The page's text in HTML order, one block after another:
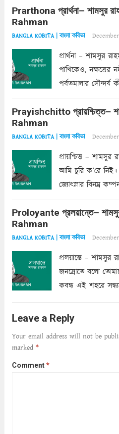
একান্ত জরুরি- নইলে
Prarthona প্রার্থনা– শামসুর
Rahman
BANGLA KOBITA | বাংলা কবিতা
প্রার্থনা – শামসুর
পাখিকেও, নক্ষত্রের
পর্বতমালার সৌন্দর্য
তার সুষমায় পার্থক্য
Prayishchitto প্রায়শ্চিত্ত–
Rahman
BANGLA KOBITA | বাংলা কবিতা
প্রায়শ্চিত্ত – শামসুর
আমি চুরি ক’রে নিই।
জ্যোৎস্নার বিনম্র
ছায়াচ্ছন্ন মোহন মিথুন
Proloyante প্রলয়ান্তে–
Rahman
BANGLA KOBITA | বাংলা কবিতা
প্রলয়ান্তে – শামসুর
জনস্রোতে বলো
কবন্ধ এই শহরে
আমার শরীরে সখ্য
আনে আশ্বন...
Leave a Reply
Your email address will not be
marked *
Comment*